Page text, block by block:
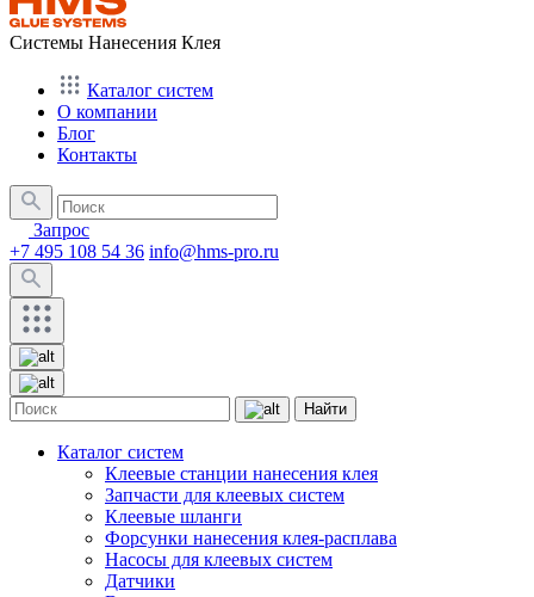
Системы Нанесения Клея
Каталог систем
О компании
Блог
Контакты
Запрос
+7 495 108 54 36 info@hms-pro.ru
Найти
Каталог систем
Клеевые станции нанесения клея
Запчасти для клеевых систем
Клеевые шланги
Форсунки нанесения клея-расплава
Насосы для клеевых систем
Датчики